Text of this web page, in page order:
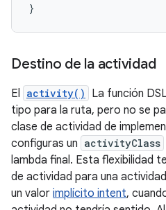
}
Destino de la actividad
El activity()
La función
tipo para la ruta, pero no se
clase de actividad de
configuras un activityClass
lambda final. Esta flexibilidad
de actividad para una
un valor implícito intent,